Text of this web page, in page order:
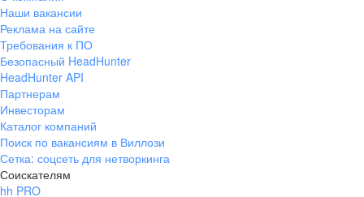
+7 343 226-79-99
pr@ural.hh.ru
ул. Янковского, д. 169, 7 этаж,
706 каб.
+7 861 205-55-57
pr@krd.hh.ru
Наши вакансии
Реклама на сайте
Требования к ПО
Безопасный HeadHunter
HeadHunter API
Партнерам
Инвесторам
Каталог компаний
Поиск по вакансиям в Виллози
Сетка: соцсеть для нетворкинга
Соискателям
hh PRO